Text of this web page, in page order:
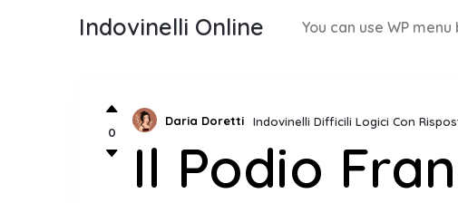
Indovinelli Online You can use WP
0
Daria Doretti Indovinelli Difficili Logici Con
Il Podio